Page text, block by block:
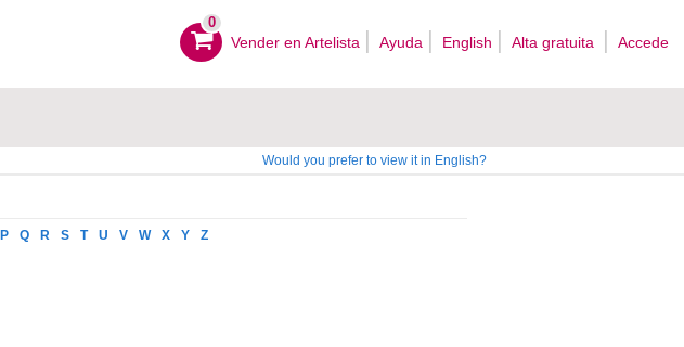
0
Vender en Artelista Ayuda English Alta gratuita Accede
Would you prefer to view it in English?
P Q R S T U V W X Y Z